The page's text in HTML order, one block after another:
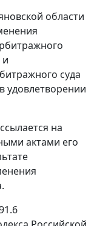
области
и
суда
удовлетворении
на
актами его